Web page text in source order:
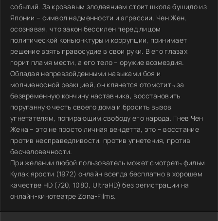
событий. За кровавым злодеянием стоит школа бушидо из
Японии – символ надменности и агрессии. Чен Жен,
осознавая, что закон бессилен перед лицом
политической конъюнктуры и коррупции, принимает
решение взять правосудие в свои руки. В его глазах
горит пламя мести, а его тело – оружие возмездия.
Обладая непревзойденными навыками боя и
молниеносной реакцией, он клянется отомстить за
безвременную кончину наставника, восстановить
поруганную честь своего дома и бросить вызов
угнетателям, попирающим свободу его народа. Гнев Чен
Жена – это не просто личная вендетта, это – восстание
против несправедливости, против угнетения, против
бесчеловечности.
При желании любой пользователь может смотреть фильм
Кулак ярости (1972) онлайн всегда бесплатно в хорошем
качестве HD (720, 1080, UltraHD) без регистрации на
онлайн-кинотеатре Zona-Films.